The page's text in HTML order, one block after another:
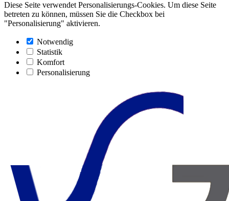
Diese Seite verwendet Personalisierungs-Cookies. Um diese Seite
betreten zu können, müssen Sie die Checkbox bei
"Personalisierung" aktivieren.
Notwendig
Statistik
Komfort
Personalisierung